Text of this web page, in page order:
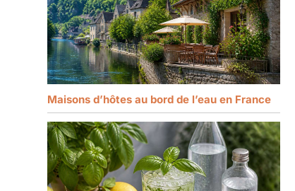
Maisons d’hôtes au bord de l’eau en France